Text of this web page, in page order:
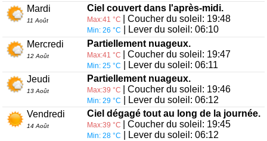
Mardi
11 Août
Ciel couvert dans l'après-midi.
Max:41 °C | Coucher du soleil: 19:48
Min: 26 °C
| Lever du soleil: 06:10
Mercredi
12 Août
Partiellement nuageux.
Max:41 °C | Coucher du soleil: 19:47
Min: 25 °C
| Lever du soleil: 06:11
Jeudi
13 Août
Partiellement nuageux.
Max:39 °C | Coucher du soleil: 19:46
Min: 29 °C
| Lever du soleil: 06:12
Vendredi
14 Août
Ciel dégagé tout au long de la journée.
Max:39 °C | Coucher du soleil: 19:45
Min: 28 °C
| Lever du soleil: 06:12